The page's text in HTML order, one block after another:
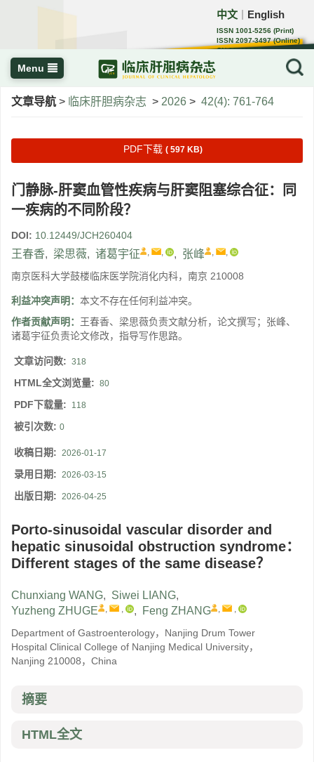
中文 English
ISSN 1001-5256 (Print)
ISSN 2097-3497 (Online)
CN 22-1108/R
Menu
文章导航 > 临床肝胆病杂志 > 2026 > 42(4): 761-764
PDF下载 ( 597 KB)
门静脉-肝窦血管性疾病与肝窦阻塞综合征：同
一疾病的不同阶段？
DOI: 10.12449/JCH260404
王春香, 梁思薇, 诸葛宇征 , , , 张峰 , ,
南京医科大学鼓楼临床医学院消化内科，南京 210008
利益冲突声明： 本文不存在任何利益冲突。
作者贡献声明： 王春香、梁思薇负责文献分析，论文撰写；张峰、
诸葛宇征负责论文修改，指导写作思路。
文章访问数: 318
HTML全文浏览量: 80
PDF下载量: 118
被引次数: 0
收稿日期: 2026-01-17
录用日期: 2026-03-15
出版日期: 2026-04-25
Porto-sinusoidal vascular disorder and
hepatic sinusoidal obstruction syndrome：
Different stages of the same disease？
Chunxiang WANG, Siwei LIANG,
Yuzheng ZHUGE
, , , Feng ZHANG , ,
Department of Gastroenterology，Nanjing Drum Tower
Hospital Clinical College of Nanjing Medical University，
Nanjing 210008，China
摘要
HTML全文